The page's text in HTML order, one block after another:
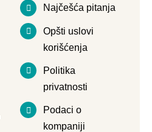
Najčešća pitanja
Opšti uslovi
korišćenja
Politika
privatnosti
Podaci o
kompaniji